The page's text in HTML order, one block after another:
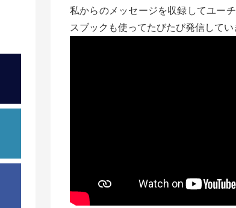
私からのメッセージを収録してユー
スブックも使ってたびたび発信して